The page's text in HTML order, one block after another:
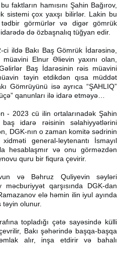
faktların hamısını Şahin Bağırov,
sistemi çox yaxşı bilirlər. Lakin bu
görmürlər və digər gömrük
də özbaşnalıq tüğyan edir.
ildə Bakı Baş Gömrük İdarəsinə,
Elnur Əlievin yaxını olan,
Baş İdarəsinin rəis müavini
təyin etdikdən qısa müddət
Gömrüyünü isə ayrıca “ŞAHLIQ”
qanunları ilə idarə etməyə…
- 2023 cü ilin ortalarınadək Şahin
idarə rəisinin səlahiyyətlərini
DGK-nın o zaman komitə sədrinin
general-leytenantı İsmayıl
hesablaşmır və onu görməzdən
quru bir fiqura çevirir.
və Bəhruz Quliyevin səyləri
məcburiyyət qarşısında DGK-dan
elə həmin ilin iyul ayında
olunur.
topladığı çətə sayəsində külli
Bakı şəhərində başqa-başqa
alır, inşa etdirir və bahalı